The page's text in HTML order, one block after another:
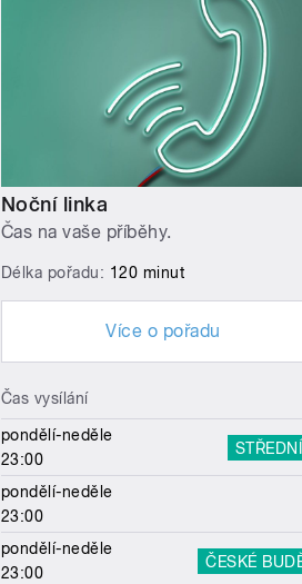
Noční linka
Čas na vaše příběhy.
Délka pořadu: 120 minut
Více o pořadu
Čas vysílání
pondělí-neděle
23:00
pondělí-neděle
23:00
pondělí-neděle
23:00
ČESKÉ